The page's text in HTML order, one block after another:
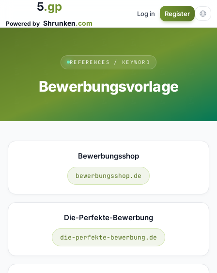
5.gp
Powered by Shrunken.com
Log in Register
REFERENCES / KEYWORD
Bewerbungsvorlage
Bewerbungsshop
bewerbungsshop.de
Die-Perfekte-Bewerbung
die-perfekte-bewerbung.de